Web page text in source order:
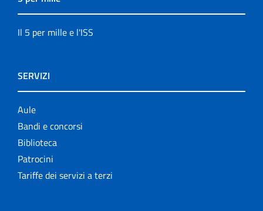
Il 5 per mille e l'ISS
SERVIZI
Aule
Bandi e concorsi
Biblioteca
Patrocini
Tariffe dei servizi a terzi